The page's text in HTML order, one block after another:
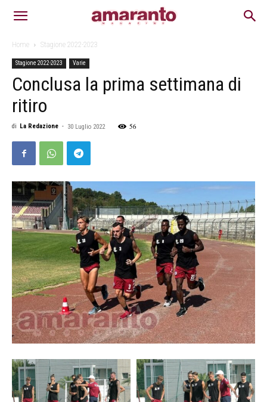
Home Stagione 2022-2023
Stagione 2022-2023 Varie
Conclusa la prima settimana di
ritiro
di La Redazione - 30 Luglio 2022 56